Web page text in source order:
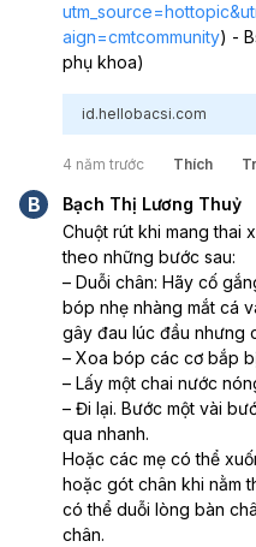
aign=cmtcommunity) -
phụ khoa)
id.hellobacsi.com
4 năm trước Thích
B
Bạch Thị Lương Thuỷ
Chuột rút khi mang thai
theo những bước sau:
– Duỗi chân: Hãy cố
bóp nhẹ nhàng mắt cá
gây đau lúc đầu nhưng
– Xoa bóp các cơ bắp
– Lấy một chai nước
– Đi lại. Bước một vài
qua nhanh.
Hoặc các mẹ có thể
hoặc gót chân khi nằm
có thể duỗi lòng bàn
chân.